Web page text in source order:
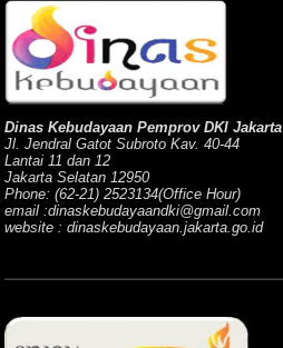
Dinas Kebudayaan Pemprov DKI Jakarta
Jl. Jendral Gatot Subroto Kav. 40-44
Lantai 11 dan 12
Jakarta Selatan 12950
Phone: (62-21) 2523134(Office Hour)
email :dinaskebudayaandki@gmail.com
website : dinaskebudayaan.jakarta.go.id